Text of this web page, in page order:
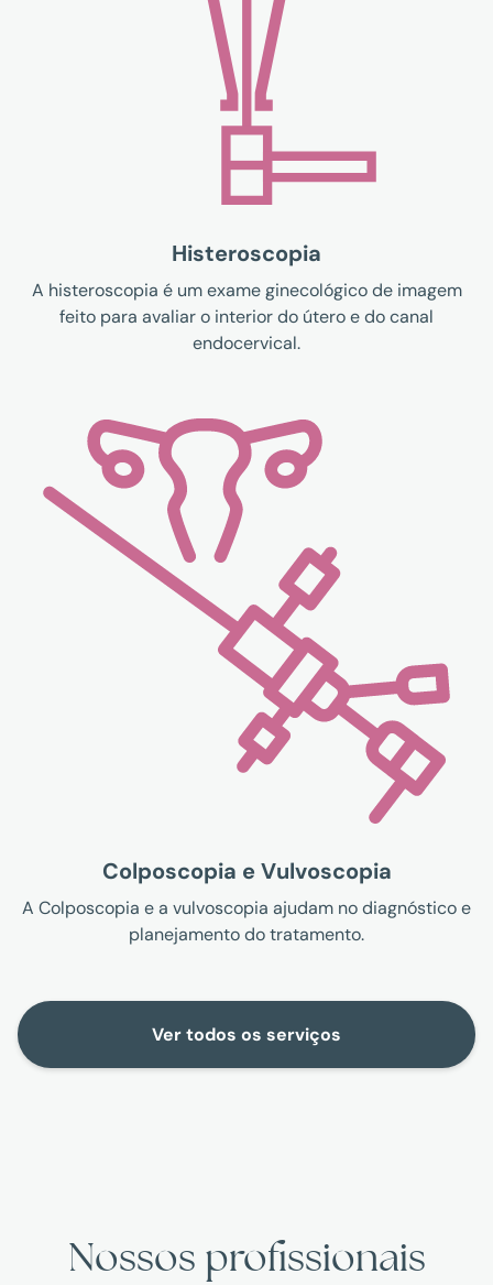
Histeroscopia
A histeroscopia é um exame ginecológico de imagem
feito para avaliar o interior do útero e do canal
endocervical.
Colposcopia e Vulvoscopia
A Colposcopia e a vulvoscopia ajudam no diagnóstico e
planejamento do tratamento.
Ver todos os serviços
Nossos profissionais